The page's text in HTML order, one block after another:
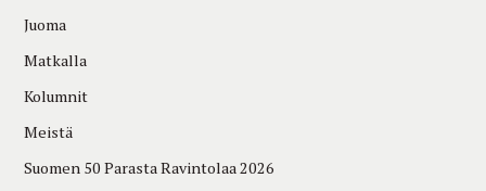
Juoma
Matkalla
Kolumnit
Meistä
Suomen 50 Parasta Ravintolaa 2026